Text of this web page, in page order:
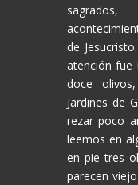
de
atención fue
doce
Jardines de
rezar poco
leemos en
en pie tres
parecen